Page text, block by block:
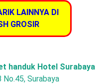
LAINNYA DI
GROSIR
handuk Hotel Surabaya
Surabaya